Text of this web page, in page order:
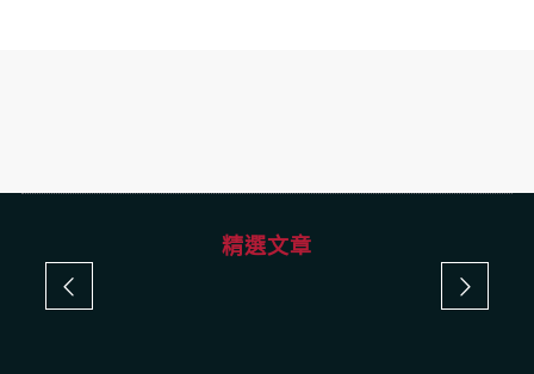
精選文章